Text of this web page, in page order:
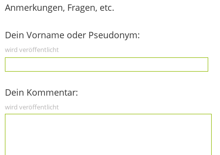
Anmerkungen, Fragen, etc.
Dein Vorname oder Pseudonym:
wird veröffentlicht
Dein Kommentar:
wird veröffentlicht